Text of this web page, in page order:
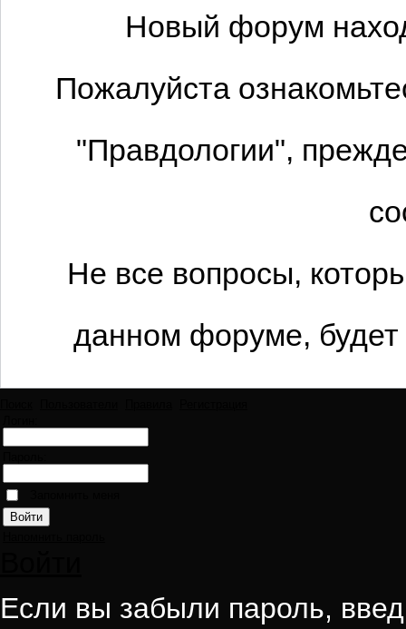
Новый форум
Пожалуйста
"Правдологии",
Не все вопросы,
данном форуме,
Если вы забыли пароль,